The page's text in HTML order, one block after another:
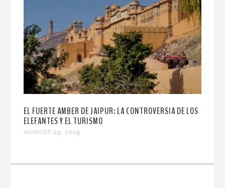
EL FUERTE AMBER DE JAIPUR: LA CONTROVERSIA DE LOS
ELEFANTES Y EL TURISMO
AUGUST 25, 2019